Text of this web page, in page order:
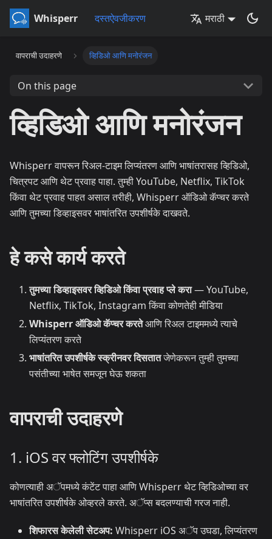
Whisperr दस्तऐवजीकरण मराठी
वापराची उदाहरणे व्हिडिओ आणि मनोरंजन
On this page
व्हिडिओ आणि मनोरंजन
Whisperr वापरून रिअल-टाइम लिप्यंतरण आणि भाषांतरासह व्हिडिओ,
चित्रपट आणि थेट प्रवाह पाहा. तुम्ही YouTube, Netflix, TikTok
किंवा थेट प्रवाह पाहत असाल तरीही, Whisperr ऑडिओ कॅप्चर करते
आणि तुमच्या डिव्हाइसवर भाषांतरित उपशीर्षके दाखवते.
हे कसे कार्य करते
तुमच्या डिव्हाइसवर व्हिडिओ किंवा प्रवाह प्ले करा— YouTube,
Netflix, TikTok, Instagram किंवा कोणतेही मीडिया
Whisperr ऑडिओ कॅप्चर करतेआणि रिअल टाइममध्ये त्याचे
लिप्यंतरण करते
भाषांतरित उपशीर्षके स्क्रीनवर दिसतातजेणेकरून तुम्ही तुमच्या
पसंतीच्या भाषेत समजून घेऊ शकता
वापराची उदाहरणे
1. iOS वर फ्लोटिंग उपशीर्षके
कोणत्याही अॅपमध्ये कंटेंट पाहा आणि Whisperr थेट व्हिडिओच्या वर
भाषांतरित उपशीर्षके ओव्हरले करते. अॅप्स बदलण्याची गरज नाही.
शिफारस केलेली सेटअप: Whisperr iOS अॅप उघडा, लिप्यंतरण